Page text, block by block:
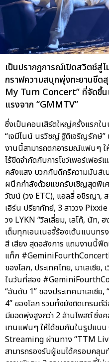
เป็นปรากฏการณ์เปิดสวิตช์สู่
กราฟความสนุกพุ่งทะยานขีด
My Turn Concert” ที่จัดขึ้น
แรงจาก “GMMTV”
ซึ่งเป็นคอนเสิร์ตใหญ่ครั้งแรกใ
“เจมีไนน์ นรวิชญ์ ฐิติเจริญรักษ์”
งานนี้สามารถตกอารมณ์แฟนๆ ใ
ไร้ขีดจำกัดกับการโชว์เพอร์เฟอ
คลังแสง บวกกับดีกรีความมันส์เ
ผนึกกำลังด้วยแขกรับเชิญสุดพิ
วัฒน์ (วง ETC), แอลลี่ อชิรญา,
เอิร์น ปรียาภัทย์, 3 สาววง
วง LYKN “วิลเลี่ยม, เลโก้, นัท,
เต็มทุกเอนเนอจี้ร้องเต้นแบบท
สี เสียง สุดอลังการ แถมงานนี้ฟี
แท็ก
ของโลก, ประเทศไทย, มาเลเซี
ในวันที่สอง
“อันดับ 1” ของประเทศมาเลเซีย
4” ของโลก รวมทั้งยังติดเทรนด์
มียอดพุ่งสูงกว่า 2 ล้านโพสต์ ซึ่ง
เทนแฟนๆ ให้ได้ชมกันในรูปแบบ
Streaming ผ่านทาง “TTM
สามารถรองรับผู้ชมได้ครอบคลุม